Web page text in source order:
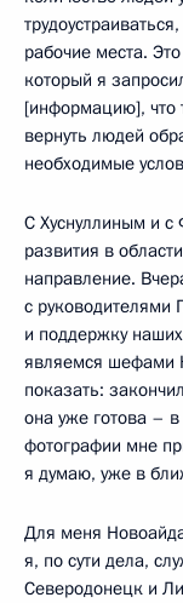
рабочие места.
который я
[информацию],
вернуть людей
необходимые
С Хуснуллиным и
развития в
направление.
с руководителями
и поддержку
являемся шефами
показать:
она уже готова –
фотографии мне
я думаю, уже в
Для меня
я, по сути дела,
Северодонецк и